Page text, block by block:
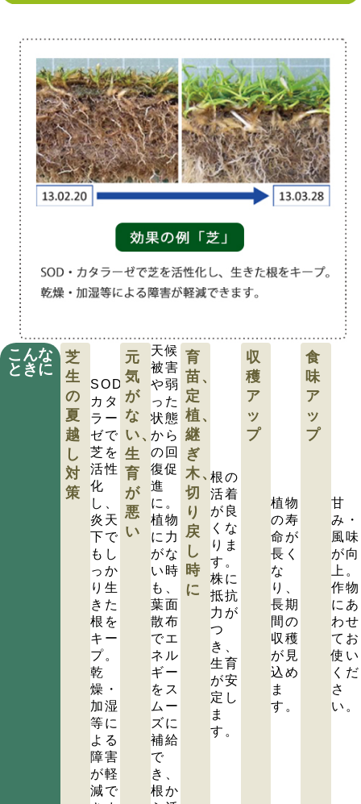
こんな
ときに
芝
生
の
夏
越
し
対
策
SOD、
カタ
ラー
ゼで
芝を
活性
化
し、
炎天
下で
もし
っか
り生
きた
根を
キー
プ。
乾
燥・
加湿
等に
よる
障害
が軽
減で
元
気
が
な
い、
生
育
が
悪
い
天候
被害
や弱
った
状態
から
の回
復促
進
に。
植物
に力
がな
い時
も、
葉面
散布
でエ
ネル
ギー
をス
ムー
ズに
補給
で
き、
根か
育
苗、
定
植、
継
ぎ
木、
切
り
戻
し
時
に
根の
活着
が良
くな
りま
す。
株に
抵抗
力が
つ
き、
生育
が安
定し
ま
す。
収
穫
ア
ッ
プ
植物
の寿
命が
長く
な
り、
長期
間の
収穫
が見
込め
ま
す。
食
味
ア
ッ
プ
甘
み・
風味
が向
上。
作物
にあ
わせ
てお
使い
くだ
さ
い。